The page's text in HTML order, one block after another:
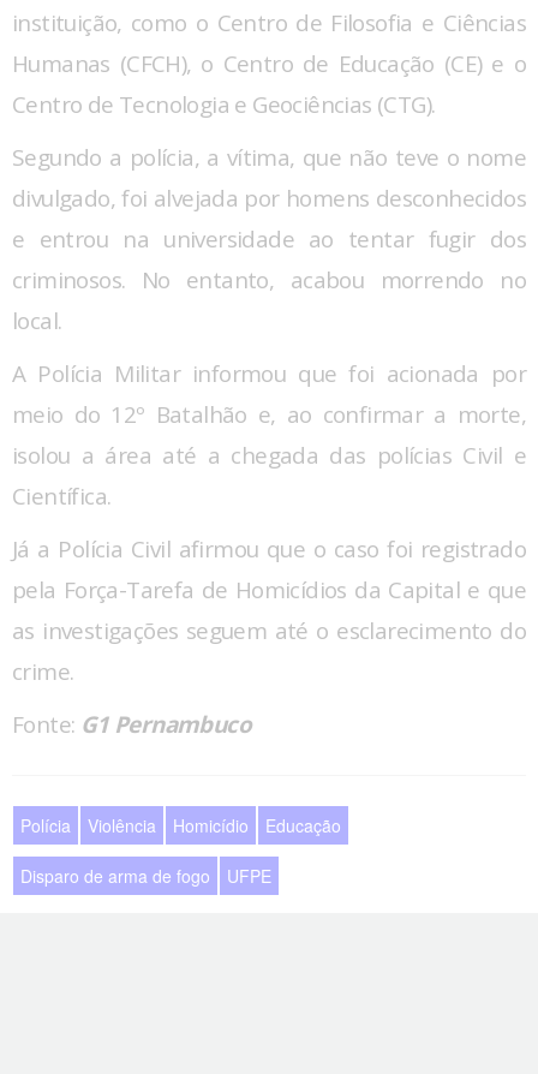
instituição, como o Centro de Filosofia e Ciências
Humanas (CFCH), o Centro de Educação (CE) e o
Centro de Tecnologia e Geociências (CTG).
Segundo a polícia, a vítima, que não teve o nome
divulgado, foi alvejada por homens desconhecidos
e entrou na universidade ao tentar fugir dos
criminosos. No entanto, acabou morrendo no
local.
A Polícia Militar informou que foi acionada por
meio do 12º Batalhão e, ao confirmar a morte,
isolou a área até a chegada das polícias Civil e
Científica.
Já a Polícia Civil afirmou que o caso foi registrado
pela Força-Tarefa de Homicídios da Capital e que
as investigações seguem até o esclarecimento do
crime.
Fonte: G1 Pernambuco
Polícia Violência Homicídio Educação
Disparo de arma de fogo UFPE